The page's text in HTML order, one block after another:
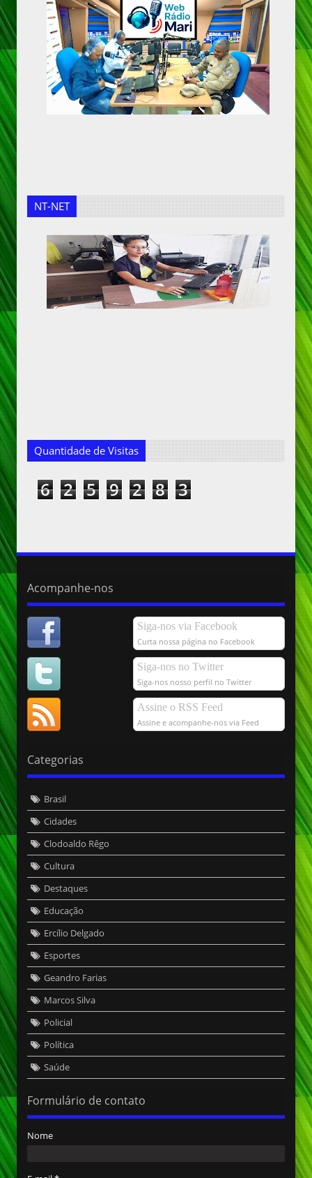
NT-NET
Quantidade de Visitas
6 2 5 9 2 8 3
Acompanhe-nos
Siga-nos via Facebook
Curta nossa página no Facebook
Siga-nos no Twitter
Siga-nos nosso perfil no Twitter
Assine o RSS Feed
Assine e acompanhe-nos via Feed
Categorias
Brasil
Cidades
Clodoaldo Rêgo
Cultura
Destaques
Educação
Ercílio Delgado
Esportes
Geandro Farias
Marcos Silva
Policial
Política
Saúde
Formulário de contato
Nome